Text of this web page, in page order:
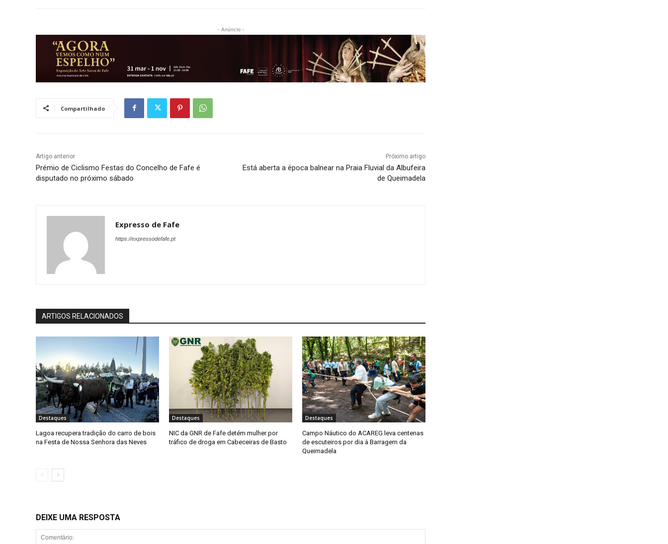
- Anúncio -
Compartilhado
Artigo anterior
Prémio de Ciclismo Festas do Concelho de Fafe é
disputado no próximo sábado
Próximo artigo
Está aberta a época balnear na Praia Fluvial da Albufeira
de Queimadela
Expresso de Fafe
https://expressodefafe.pt
ARTIGOS RELACIONADOS
Destaques
Lagoa recupera tradição do carro de bois
na Festa de Nossa Senhora das Neves
Destaques
NIC da GNR de Fafe detém mulher por
tráfico de droga em Cabeceiras de Basto
Destaques
Campo Náutico do ACAREG leva centenas
de escuteiros por dia à Barragem da
Queimadela
DEIXE UMA RESPOSTA